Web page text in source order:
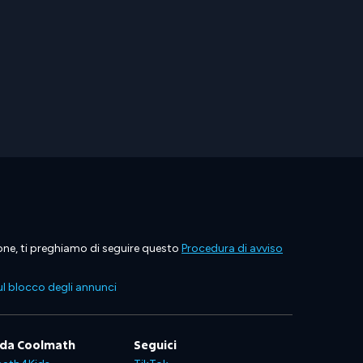
ti preghiamo di seguire questo Procedura di avviso
blocco degli annunci
Coolmath Seguici